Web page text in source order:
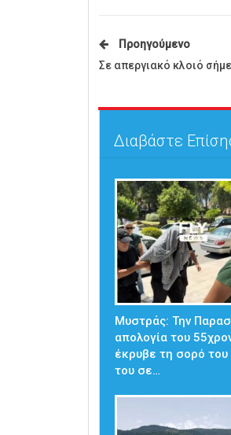
Προηγούμενο
Σε απεργιακό κλοιό
Διαβάστε
Μυστράς: Την
απολογία του
έκρυβε τη σορό
του σε…